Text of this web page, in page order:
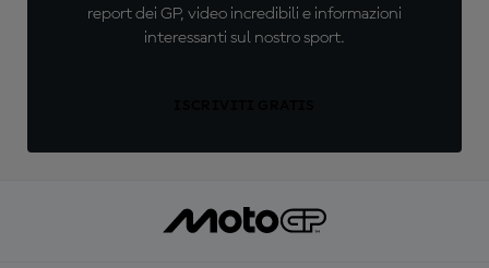
report dei GP, video incredibili e informazioni
interessanti sul nostro sport.